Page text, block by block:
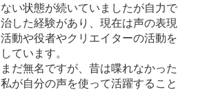
ない状態が続いていましたが自力で
治した経験があり、現在は声の表現
活動や役者やクリエイターの活動を
しています。
まだ無名ですが、昔は喋れなかった
私が自分の声を使って活躍すること